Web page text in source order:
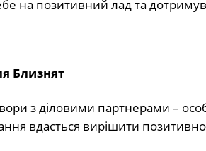
на позитивний лад та
Близнят
з діловими партнерами –
вдасться вирішити